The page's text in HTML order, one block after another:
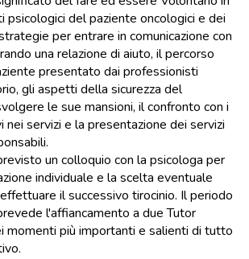
psicologici del paziente oncologici e dei
per entrare in comunicazione con
una relazione di aiuto, il percorso
presentato dai professionisti
gli aspetti della sicurezza del
le sue mansioni, il confronto con i
nei servizi e la presentazione dei servizi
un colloquio con la psicologa per
individuale e la scelta eventuale
il successivo tirocinio. Il periodo
l'affiancamento a due Tutor
momenti più importanti e salienti di tutto